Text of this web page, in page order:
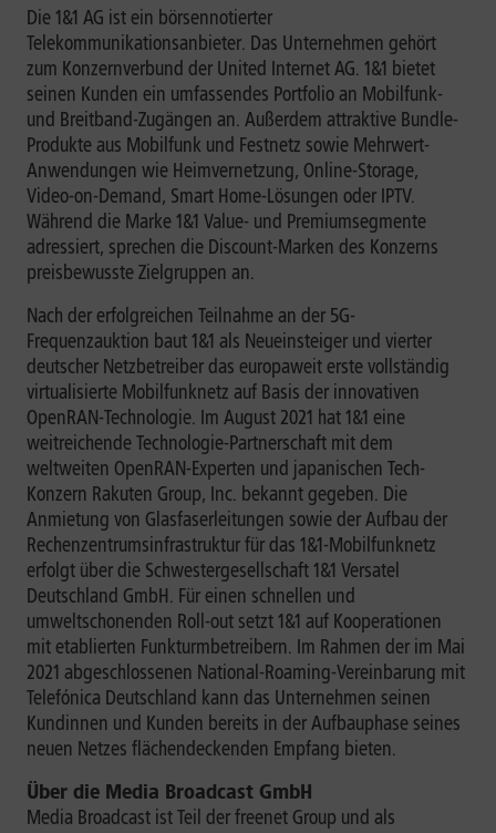
Die 1&1 AG ist ein börsennotierter
Telekommunikationsanbieter. Das Unternehmen gehört
zum Konzernverbund der United Internet AG. 1&1 bietet
seinen Kunden ein umfassendes Portfolio an Mobilfunk-
und Breitband-Zugängen an. Außerdem attraktive Bundle-
Produkte aus Mobilfunk und Festnetz sowie Mehrwert-
Anwendungen wie Heimvernetzung, Online-Storage,
Video-on-Demand, Smart Home-Lösungen oder IPTV.
Während die Marke 1&1 Value- und Premiumsegmente
adressiert, sprechen die Discount-Marken des Konzerns
preisbewusste Zielgruppen an.
Nach der erfolgreichen Teilnahme an der 5G-
Frequenzauktion baut 1&1 als Neueinsteiger und vierter
deutscher Netzbetreiber das europaweit erste vollständig
virtualisierte Mobilfunknetz auf Basis der innovativen
OpenRAN-Technologie. Im August 2021 hat 1&1 eine
weitreichende Technologie-Partnerschaft mit dem
weltweiten OpenRAN-Experten und japanischen Tech-
Konzern Rakuten Group, Inc. bekannt gegeben. Die
Anmietung von Glasfaserleitungen sowie der Aufbau der
Rechenzentrumsinfrastruktur für das 1&1-Mobilfunknetz
erfolgt über die Schwestergesellschaft 1&1 Versatel
Deutschland GmbH. Für einen schnellen und
umweltschonenden Roll-out setzt 1&1 auf Kooperationen
mit etablierten Funkturmbetreibern. Im Rahmen der im Mai
2021 abgeschlossenen National-Roaming-Vereinbarung mit
Telefónica Deutschland kann das Unternehmen seinen
Kundinnen und Kunden bereits in der Aufbauphase seines
neuen Netzes flächendeckenden Empfang bieten.
Über die Media Broadcast GmbH
Media Broadcast ist Teil der freenet Group und als